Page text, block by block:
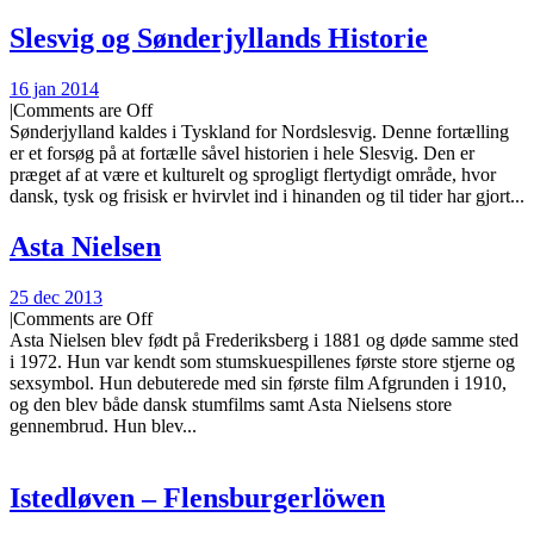
Slesvig og Sønderjyllands Historie
16 jan 2014
|Comments are Off
Sønderjylland kaldes i Tyskland for Nordslesvig. Denne fortælling
er et forsøg på at fortælle såvel historien i hele Slesvig. Den er
præget af at være et kulturelt og sprogligt flertydigt område, hvor
dansk, tysk og frisisk er hvirvlet ind i hinanden og til tider har gjort...
Asta Nielsen
25 dec 2013
|Comments are Off
Asta Nielsen blev født på Frederiksberg i 1881 og døde samme sted
i 1972. Hun var kendt som stumskuespillenes første store stjerne og
sexsymbol. Hun debuterede med sin første film Afgrunden i 1910,
og den blev både dansk stumfilms samt Asta Nielsens store
gennembrud. Hun blev...
Istedløven – Flensburgerlöwen